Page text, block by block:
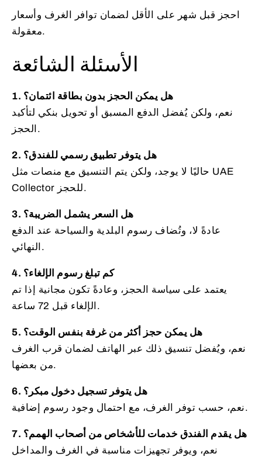
احجز قبل شهر على الأقل لضمان توافر الغرف وأسعار
معقولة.
الأسئلة الشائعة
1. هل يمكن الحجز بدون بطاقة ائتمان؟
نعم، ولكن يُفضل الدفع المسبق أو تحويل بنكي لتأكيد
الحجز.
2. هل يتوفر تطبيق رسمي للفندق؟
حاليًا لا يوجد، ولكن يتم التنسيق مع منصات مثل UAE
Collector للحجز.
3. هل السعر يشمل الضريبة؟
عادةً لا، وتُضاف رسوم البلدية والسياحة عند الدفع
النهائي.
4. كم تبلغ رسوم الإلغاء؟
يعتمد على سياسة الحجز، وعادةً تكون مجانية إذا تم
الإلغاء قبل 72 ساعة.
5. هل يمكن حجز أكثر من غرفة بنفس الوقت؟
نعم، ويُفضل تنسيق ذلك عبر الهاتف لضمان قرب الغرف
من بعضها.
6. هل يتوفر تسجيل دخول مبكر؟
نعم، حسب توفر الغرف، مع احتمال وجود رسوم إضافية.
7. هل يقدم الفندق خدمات للأشخاص من أصحاب الهمم؟
نعم، ويوفر تجهيزات مناسبة في الغرف والمداخل